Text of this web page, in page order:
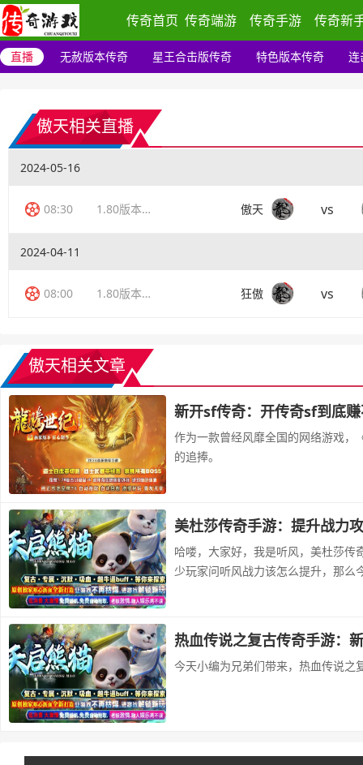
传奇首页 传奇端游 传奇手游 传奇新
直播 无赦版本传奇 星王合击版传奇 特色版本传奇 连
傲天相关直播
2024-05-16
08:30 1.80版本传奇 傲天 vs
2024-04-11
08:00 1.80版本传奇 狂傲 vs
傲天相关文章
新开sf传奇：开传奇sf到底
作为一款曾经风靡全国的网络游戏，
的追捧。
美杜莎传奇手游：提升战力
哈喽，大家好，我是听风，美杜莎
少玩家问听风战力该怎么提升，那么
热血传说之复古传奇手游：
今天小编为兄弟们带来，热血传说之